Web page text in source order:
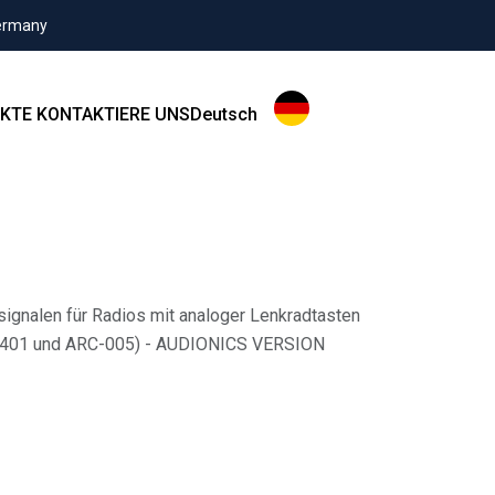
KONTAKTIERE UNSDeutsch
für Radios mit analoger Lenkradtasten
und ARC-005) - AUDIONICS VERSION